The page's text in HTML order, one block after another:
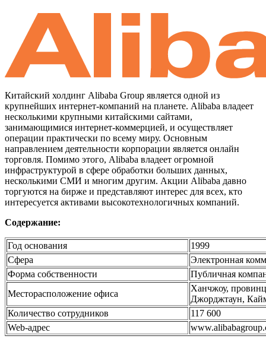
Китайский холдинг Alibaba Group является одной из
крупнейших интернет-компаний на планете. Alibaba владеет
несколькими крупными китайскими сайтами,
занимающимися интернет-коммерцией, и осуществляет
операции практически по всему миру. Основным
направлением деятельности корпорации является онлайн
торговля. Помимо этого, Alibaba владеет огромной
инфраструктурой в сфере обработки больших данных,
несколькими СМИ и многим другим. Акции Alibaba давно
торгуются на бирже и представляют интерес для всех, кто
интересуется активами высокотехнологичных компаний.
Содержание:
Год основания
1999
Сфера
Электронная
Форма собственности
Публичная
Месторасположение офиса
Ханчжоу,
Джорджтаун,
Количество сотрудников
117 600
Web-адрес